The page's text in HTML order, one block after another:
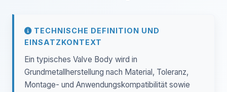
TECHNISCHE DEFINITION UND
EINSATZKONTEXT
Ein typisches Valve Body wird in
Grundmetallherstellung nach Material, Toleranz,
Montage- und Anwendungskompatibilität sowie